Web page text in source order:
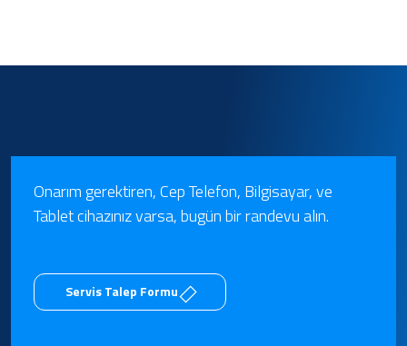
Onarım gerektiren, Cep Telefon, Bilgisayar, ve
Tablet cihazınız varsa, bugün bir randevu alın.
Servis Talep Formu